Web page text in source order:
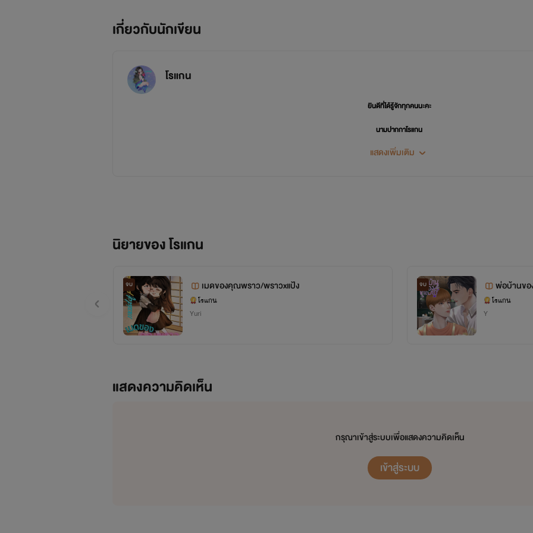
เกี่ยวกับนักเขียน
โรแกน
ยินดีที่ได้รู้จักทุกคนนะคะ
นามปากกาโรแกน
เราเขียนหลายแนวเลยค่ะ
แสดงเพิ่มเติม
นิยายของ โรแกน
จบ เมดของคุณพราว/พราวxแป้ง
โรแกน
Yuri
จบ พ่อบ้านขอ
โรแกน
Y
แสดงความคิดเห็น
กรุณาเข้าสู่ระบบเพื่อแสดงความคิดเห็น
เข้าสู่ระบบ